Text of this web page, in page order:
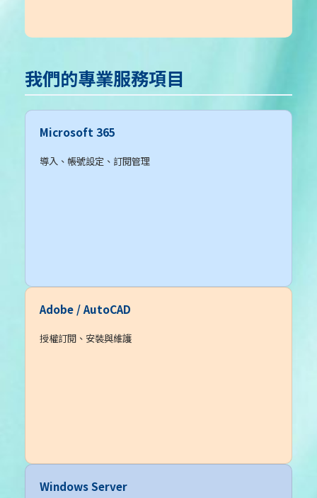
我們的專業服務項目
Microsoft 365
導入、帳號設定、訂閱管理
Adobe / AutoCAD
授權訂閱、安裝與維護
Windows Server